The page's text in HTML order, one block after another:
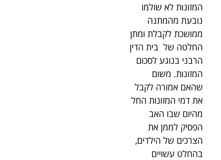
המזונות לא שולמו
נובעת מהמתנה
ממושכת לקבלת ומתן
החלטה של בית הדין
הרבני בנוגע לסכום
המזונות. משום
שהאם אמורה לקבל
את דמי המזונות החל
מהיום שבו האב
הפסיק לממן את
הצרכים של הילדים,
בהחלט עשויים